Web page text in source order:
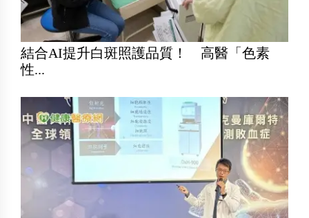
結合AI提升白斑照護品質！ 高醫「色素
性...